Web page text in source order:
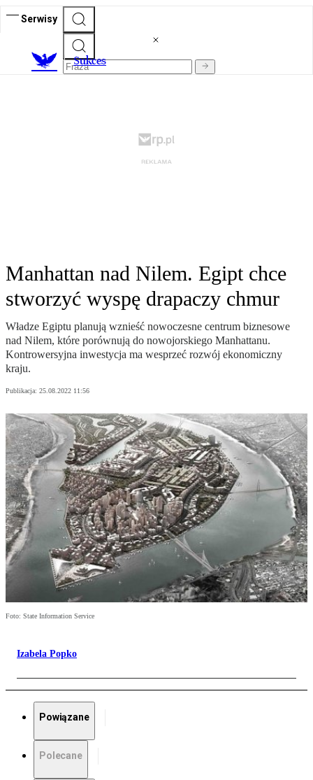
Serwisy
Sukces
Manhattan nad Nilem. Egipt chce
stworzyć wyspę drapaczy chmur
Władze Egiptu planują wznieść nowoczesne centrum biznesowe
nad Nilem, które porównują do nowojorskiego Manhattanu.
Kontrowersyjna inwestycja ma wesprzeć rozwój ekonomiczny
kraju.
Publikacja: 25.08.2022 11:56
Foto: State Information Service
Izabela Popko
Powiązane
Polecane